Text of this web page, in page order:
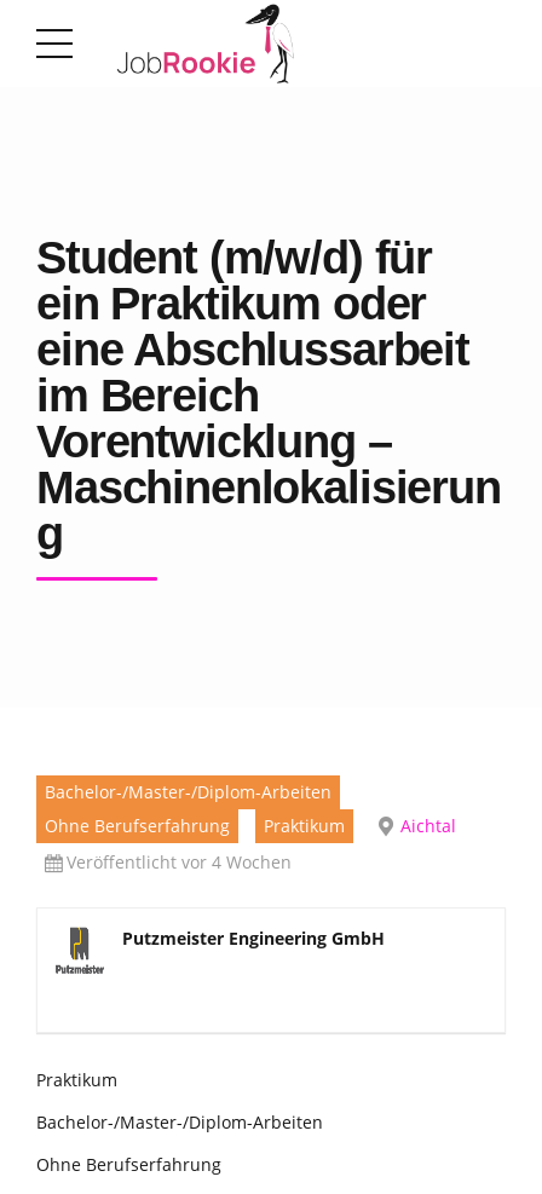
Student (m/w/d) für
ein Praktikum oder
eine Abschlussarbeit
im Bereich
Vorentwicklung –
Maschinenlokalisierun
g
Bachelor-/Master-/Diplom-Arbeiten
Ohne Berufserfahrung
Praktikum
Aichtal
Veröffentlicht vor 4 Wochen
Putzmeister Engineering GmbH
Praktikum
Bachelor-/Master-/Diplom-Arbeiten
Ohne Berufserfahrung